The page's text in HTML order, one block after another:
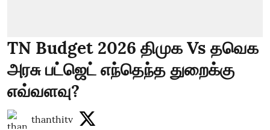
TN Budget 2026 திமுக Vs தவெக
அரசு பட்ஜெட் எந்தெந்த துறைக்கு
எவ்வளவு?
thanthitv